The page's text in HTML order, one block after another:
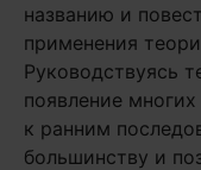
названию и
применения
Руководствуясь
появление
к ранним
большинству и